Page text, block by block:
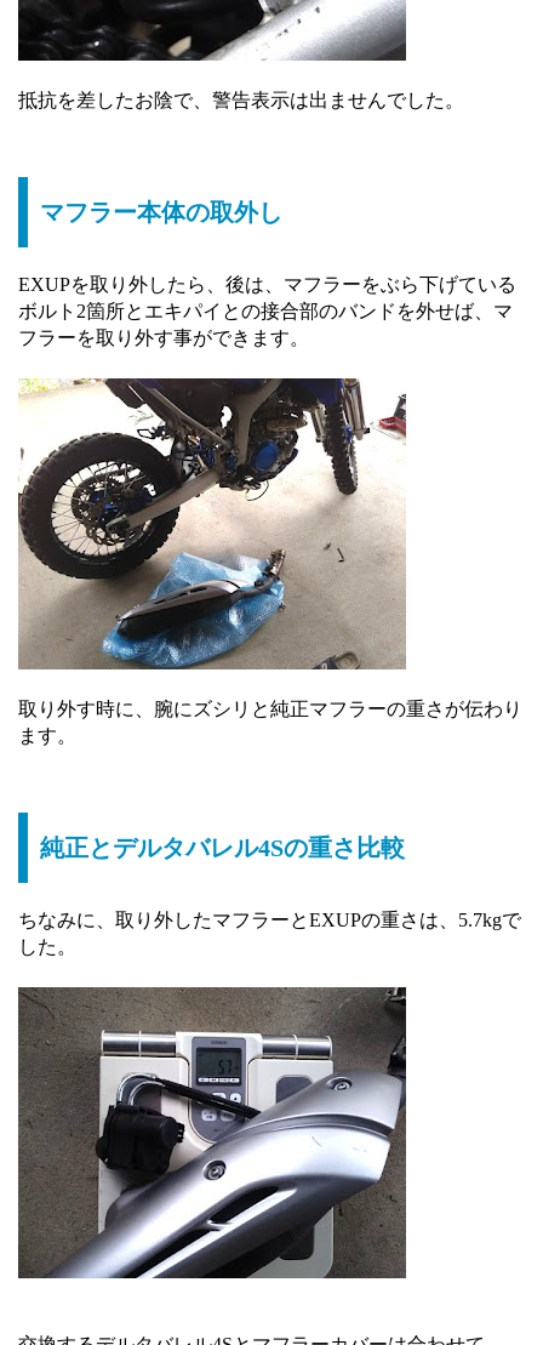
抵抗を差したお陰で、警告表示は出ませんでした。
マフラー本体の取外し
EXUPを取り外したら、後は、マフラーをぶら下げている
ボルト2箇所とエキパイとの接合部のバンドを外せば、マ
フラーを取り外す事ができます。
取り外す時に、腕にズシリと純正マフラーの重さが伝わり
ます。
純正とデルタバレル4Sの重さ比較
ちなみに、取り外したマフラーとEXUPの重さは、5.7kgで
した。